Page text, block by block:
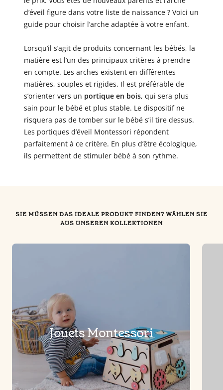
d’éveil figure dans votre liste de naissance ? Voici un
guide pour choisir l’arche adaptée à votre enfant.
Lorsqu’il s’agit de produits concernant les bébés, la
matière est l’un des principaux critères à prendre
en compte. Les arches existent en différentes
matières, souples et rigides. Il est préférable de
s’orienter vers un portique en bois, qui sera plus
sain pour le bébé et plus stable. Le dispositif ne
risquera pas de tomber sur le bébé s’il tire dessus.
Les portiques d’éveil Montessori répondent
parfaitement à ce critère. En plus d’être écologique,
ils permettent de stimuler bébé à son rythme.
SIE MÜSSEN DAS IDEALE PRODUKT FINDEN? WÄHLEN SIE
AUS UNSEREN KOLLEKTIONEN
Jouets Montessori